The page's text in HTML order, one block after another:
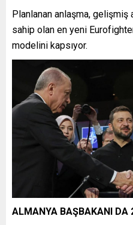
Planlanan anlaşma,
sahip olan en yeni
modelini kapsıyor.
ALMANYA BAŞBAKANI DA